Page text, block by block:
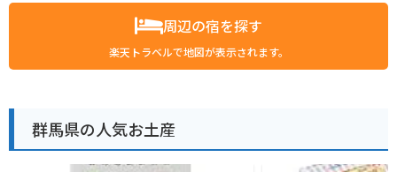
周辺の宿を探す
楽天トラベルで地図が表示されます。
群馬県の人気お土産